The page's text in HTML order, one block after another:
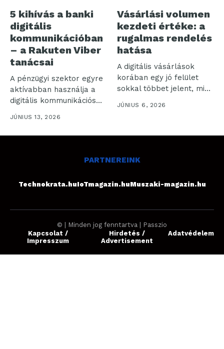
5 kihívás a banki
digitális
kommunikációban
– a Rakuten Viber
tanácsai
A pénzügyi szektor egyre
aktívabban használja a
digitális kommunikációs
csatornákat: a Rakuten...
JÚNIUS 13, 2026
Vásárlási volumen
kezdeti értéke: a
rugalmas rendelés
hatása
A digitális vásárlások
korában egy jó felület
sokkal többet jelent, mint
egyszerű...
JÚNIUS 6, 2026
PARTNEREINK
Technokrata.huIoTmagazin.huMuszaki-magazin.hu
© | Minden jog fenntartva | Passzio
Kapcsolat /
Impresszum
Hirdetés /
Advertisement
Adatvédelem